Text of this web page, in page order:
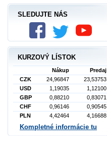
SLEDUJTE NÁS
KURZOVÝ LÍSTOK
Nákup
Predaj
CZK
24,96847
23,53753
USD
1,19035
1,12100
GBP
0,88210
0,83071
CHF
0,96146
0,90545
PLN
4,42464 4,16688
Kompletné informácie tu